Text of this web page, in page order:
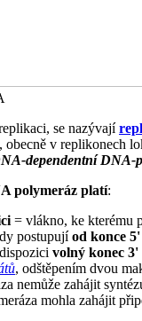
se nazývají
, obecně v replikonech
dependentní DNA-
polymeráz platí:
= vlákno, ke kterému
postupujíod konce
volný konec 3'
, odštěpením dvou
nemůže zahájit
mohla zahájit